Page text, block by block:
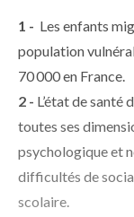
d'Ariane
1 - Les enfants
population
70 000 en France.
2 - L’état de santé
toutes ses
psychologique et
difficultés de
scolaire.